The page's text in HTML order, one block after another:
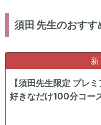
須田 先生のおすす
【須田先生限定 プレ
好きなだけ100分コー